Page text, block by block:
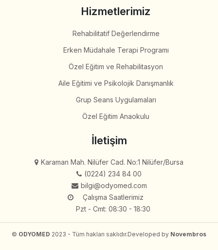
Hizmetlerimiz
Rehabilitatif Değerlendirme
Erken Müdahale Terapi Programı
Özel Eğitim ve Rehabilitasyon
Aile Eğitimi ve Psikolojik Danışmanlık
Grup Seans Uygulamaları
Özel Eğitim Anaokulu
İletişim
Karaman Mah. Nilüfer Cad. No:1 Nilüfer/Bursa
(0224) 234 84 00
bilgi@odyomed.com
Çalışma Saatlerimiz
Pzt - Cmt: 08:30 - 18:30
© ODYOMED 2023 - Tüm hakları saklıdır.Developed by Novembros